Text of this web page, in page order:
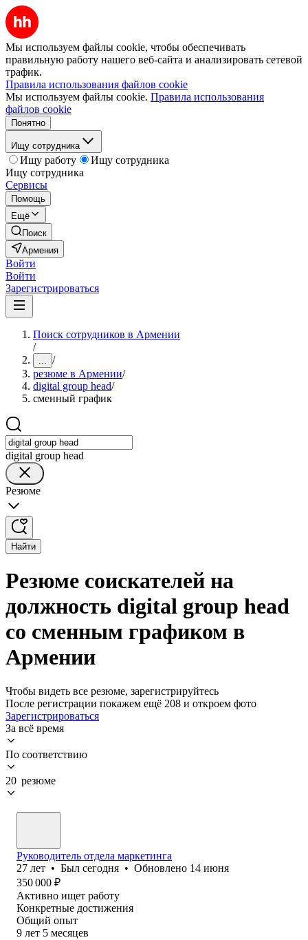
Мы используем файлы cookie, чтобы обеспечивать
правильную работу нашего веб-сайта и анализировать сетевой
трафик.
Правила использования файлов cookie
Мы используем файлы cookie. Правила использования
файлов cookie
Понятно
Ищу сотрудника
Ищу работу
Ищу сотрудника
Ищу сотрудника
Сервисы
Помощь
Ещё
Поиск
Армения
Войти
Войти
Зарегистрироваться
Поиск сотрудников в Армении
/
... /
резюме в Армении/
digital group head/
сменный график
digital group head
Резюме
Найти
Резюме соискателей на
должность digital group head
со сменным графиком в
Армении
Чтобы видеть все резюме, зарегистрируйтесь
После регистрации покажем ещё 208 и откроем фото
Зарегистрироваться
За всё время
По соответствию
20 резюме
Руководитель отдела маркетинга
27 лет • Был сегодня • Обновлено 14 июня
350 000 ₽
Активно ищет работу
Конкретные достижения
Общий опыт
9 лет 5 месяцев